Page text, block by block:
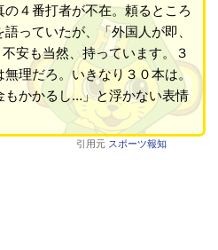
４番打者が不在。頼るところ
っていたが、「外国人が即、
安も当然、持っています。３
理だろ。いきなり３０本は。
もかかるし…」と浮かない表情
引用元 スポーツ報知